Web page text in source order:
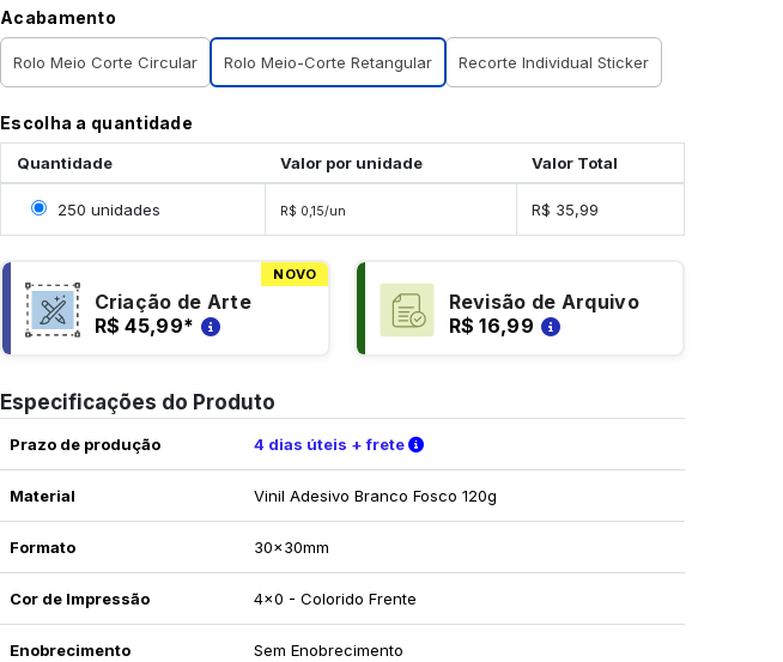
Acabamento
Rolo Meio Corte Circular Rolo Meio-Corte Retangular Recorte Individual Sticker
Escolha a quantidade
Quantidade Valor por unidade Valor Total
Selecionar 250 unidades
250 unidades R$ 0,15/un R$ 35,99
NOVO
Criação de Arte
R$ 45,99*
Revisão de Arquivo
R$ 16,99
Especificações do Produto
Prazo de produção 4 dias úteis + frete Verifique as condições de entrega
Material Vinil Adesivo Branco Fosco 120g
Formato 30x30mm
Cor de Impressão 4x0 - Colorido Frente
Enobrecimento Sem Enobrecimento